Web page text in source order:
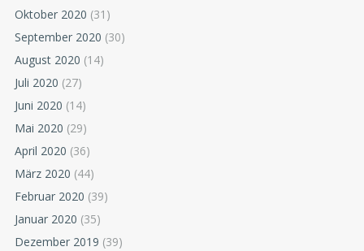
Oktober 2020 (31)
September 2020 (30)
August 2020 (14)
Juli 2020 (27)
Juni 2020 (14)
Mai 2020 (29)
April 2020 (36)
März 2020 (44)
Februar 2020 (39)
Januar 2020 (35)
Dezember 2019 (39)